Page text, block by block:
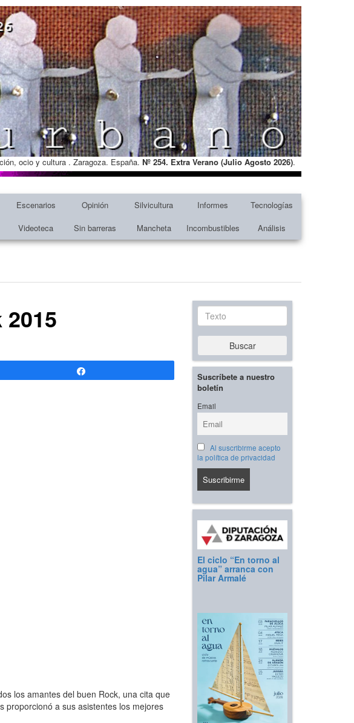
ocio y cultura . Zaragoza. España. Nº 254. Extra Verano (Julio Agosto 2026).
Escenarios Opinión Silvicultura Informes
Tecnologías
Videoteca Sin barreras Mancheta Incombustibles Análisis
los amantes del buen Rock, una cita que
proporcionó a sus asistentes los mejores
Texto
Buscar
Suscríbete a nuestro
boletín
Email
Al suscribirme acepto
la política de privacidad
El ciclo “En torno al
agua” arranca con
Pilar Armalé